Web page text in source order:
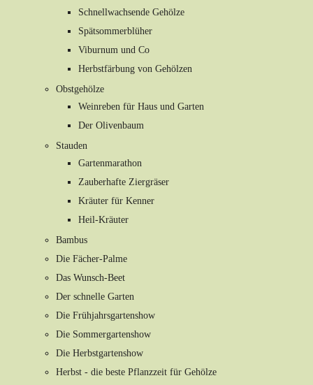
Schnellwachsende Gehölze
Spätsommerblüher
Viburnum und Co
Herbstfärbung von Gehölzen
Obstgehölze
Weinreben für Haus und Garten
Der Olivenbaum
Stauden
Gartenmarathon
Zauberhafte Ziergräser
Kräuter für Kenner
Heil-Kräuter
Bambus
Die Fächer-Palme
Das Wunsch-Beet
Der schnelle Garten
Die Frühjahrsgartenshow
Die Sommergartenshow
Die Herbstgartenshow
Herbst - die beste Pflanzzeit für Gehölze